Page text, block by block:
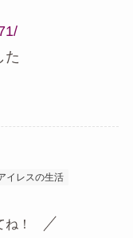
た
イレスの生活
！